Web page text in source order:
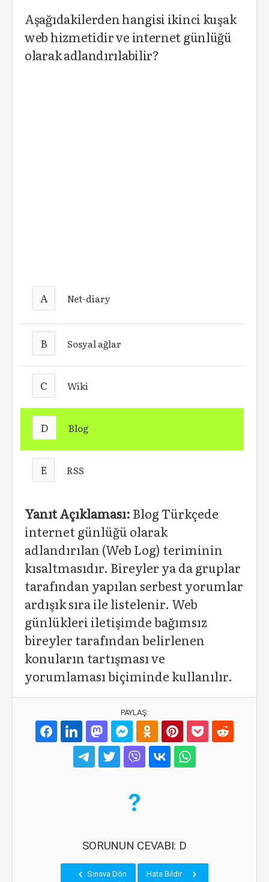
Aşağıdakilerden hangisi ikinci kuşak
web hizmetidir ve internet günlüğü
olarak adlandırılabilir?
A Net-diary
B Sosyal ağlar
C Wiki
D Blog
E RSS
Yanıt Açıklaması: Blog Türkçede
internet günlüğü olarak
adlandırılan (Web Log) teriminin
kısaltmasıdır. Bireyler ya da gruplar
tarafından yapılan serbest yorumlar
ardışık sıra ile listelenir. Web
günlükleri iletişimde bağımsız
bireyler tarafından belirlenen
konuların tartışması ve
yorumlaması biçiminde kullanılır.
PAYLAŞ:
SORUNUN CEVABI: D
Sınava Dön Hata Bildir